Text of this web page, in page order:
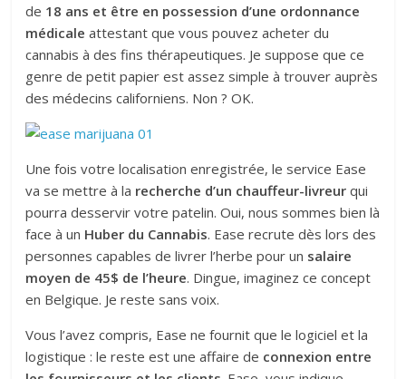
de 18 ans et être en possession d’une ordonnance
médicale attestant que vous pouvez acheter du
cannabis à des fins thérapeutiques. Je suppose que ce
genre de petit papier est assez simple à trouver auprès
des médecins californiens. Non ? OK.
Une fois votre localisation enregistrée, le service Ease
va se mettre à la recherche d’un chauffeur-livreur qui
pourra desservir votre patelin. Oui, nous sommes bien là
face à un Huber du Cannabis. Ease recrute dès lors des
personnes capables de livrer l’herbe pour un salaire
moyen de 45$ de l’heure. Dingue, imaginez ce concept
en Belgique. Je reste sans voix.
Vous l’avez compris, Ease ne fournit que le logiciel et la
logistique : le reste est une affaire de connexion entre